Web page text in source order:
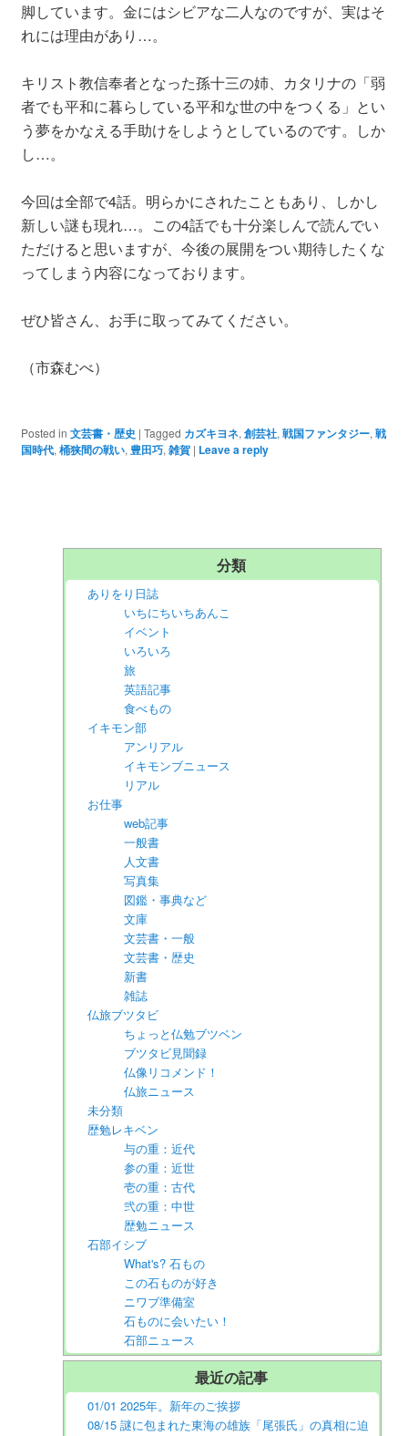
脚しています。金にはシビアな二人なのですが、実はそ
れには理由があり…。
キリスト教信奉者となった孫十三の姉、カタリナの「弱
者でも平和に暮らしている平和な世の中をつくる」とい
う夢をかなえる手助けをしようとしているのです。しか
し…。
今回は全部で4話。明らかにされたこともあり、しかし
新しい謎も現れ…。この4話でも十分楽しんで読んでい
ただけると思いますが、今後の展開をつい期待したくな
ってしまう内容になっております。
ぜひ皆さん、お手に取ってみてください。
（市森むべ）
Posted in 文芸書・歴史 | Tagged カズキヨネ, 創芸社, 戦国ファンタジー, 戦
国時代, 桶狭間の戦い, 豊田巧, 雑賀 | Leave a reply
分類
ありをり日誌
いちにちいちあんこ
イベント
いろいろ
旅
英語記事
食べもの
イキモン部
アンリアル
イキモンブニュース
リアル
お仕事
web記事
一般書
人文書
写真集
図鑑・事典など
文庫
文芸書・一般
文芸書・歴史
新書
雑誌
仏旅ブツタビ
ちょっと仏勉ブツベン
ブツタビ見聞録
仏像リコメンド！
仏旅ニュース
未分類
歴勉レキベン
与の重：近代
参の重：近世
壱の重：古代
弐の重：中世
歴勉ニュース
石部イシブ
What's? 石もの
この石ものが好き
ニワブ準備室
石ものに会いたい！
石部ニュース
最近の記事
01/01 2025年。新年のご挨拶
08/15 謎に包まれた東海の雄族「尾張氏」の真相に迫